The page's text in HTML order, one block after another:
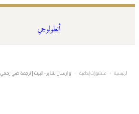
المحتوى
أنطولوجي
الرئيسية › منشورات إبداعية › وارسان شاير – البيت | ترجمة ضي رحمي